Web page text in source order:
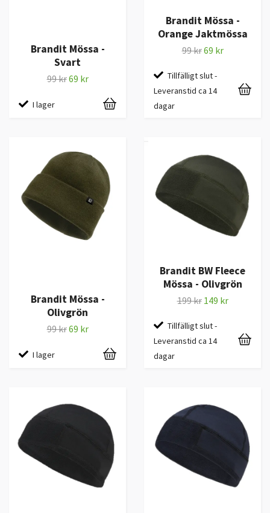
Brandit Mössa -
Svart
99 kr69 kr
I lager
Brandit Mössa -
Orange Jaktmössa
99 kr69 kr
Tillfälligt slut -
Leveranstid ca 14
dagar
Brandit Mössa -
Olivgrön
99 kr69 kr
I lager
Brandit BW Fleece
Mössa - Olivgrön
199 kr 149 kr
Tillfälligt slut -
Leveranstid ca 14
dagar